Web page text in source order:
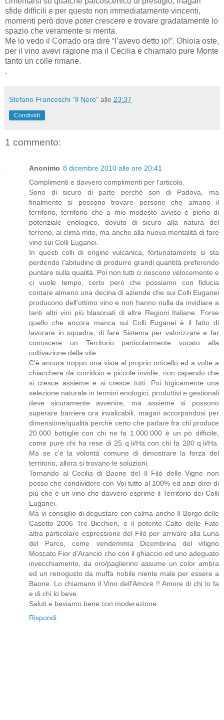
sfide difficili e per questo non immediatamente vincenti,
momenti però dove poter crescere e trovare gradatamente lo
spazio che veramente si merita.
Me lo vedo il Corrado ora dire “l’avevo detto io!”. Ohioia oste,
per il vino avevi ragione ma il Cecilia e chiamalo pure Monte
tanto un colle rimane.
.
Stefano Franceschi "Il Nero" alle 23:37
Condividi
1 commento:
Anonimo 8 dicembre 2010 alle ore 20:41
Complimenti e davvero complimenti per l'articolo.
Sono di sicuro di parte perchè son di Padova, ma
finalmente si possono trovare persone che amano il
territorio, territorio che a mio modesto avviso è pieno di
potenziale enologico, dovuto di sicuro alla natura del
terreno, al clima mite, ma anche alla nuova mentalità di fare
vino sui Colli Euganei.
In questi colli di origine vulcanica, fortunatamente si sta
perdendo l'abitudine di produrre grandi quantità preferendo
puntare sulla qualità. Poi non tutti ci riescono velocemente e
ci vuole tempo, certo però che possiamo con fiducia
contare almeno una decina di aziende che sui Colli Euganei
producono dell'ottimo vino e non hanno nulla da invidiare a
tanti altri vini più blasonati di altre Regioni Italiane. Forse
quello che ancora manca sui Colli Euganei è il fatto di
lavorare in squadra, di fare Sistema per valorizzare e far
conoscere un Territorio particolarmente vocato alla
coltivazione della vite.
C'è ancora troppo una vista al proprio orticello ed a volte a
chiacchere da corridoio e piccole invidie, non capendo che
si cresce assieme e si cresce tutti. Poi logicamente una
selezione naturale in termini enologici, produttivi e gestionali
deve sicuramente avvenire, ma assieme si possono
superare barriere ora invalicabili, magari accorpandosi per
dimensione/qualità perchè certo che parlare fra chi produce
20.000 bottiglie con chi ne fa 1.000.000 è un pò difficile,
come pure chi ha rese di 25 q.li/Ha con chi fa 200 q.li/Ha.
Ma se c'è la volontà comune di dimostrare la forza del
territorio, allora si trovano le soluzioni.
Tornando al Cecilia di Baone del Il Filò delle Vigne non
posso che condividere con Voi tutto al 100% ed anzi direi di
più che è un vino che davvero esprime il Territorio dei Colli
Euganei.
Ma vi consiglio di degustare con calma anche Il Borgo delle
Casette 2006 Tre Bicchieri, e il potente Calto delle Fate
altra particolare espressione del Filò per arrivare alla Luna
del Parco, come vendemmia Dicembrina del vitigno
Moscato Fior d'Arancio che con il ghiaccio ed uno adeguato
invecchiamento, da oro/paglierino assume un color ambra
ed un retrogusto da muffa nobile niente male per essere a
Baone. Lo chiamano il Vino dell'Amore !! Amore di chi lo fa
e di chi lo beve.
Saluti e beviamo bene con moderazione.
Rispondi